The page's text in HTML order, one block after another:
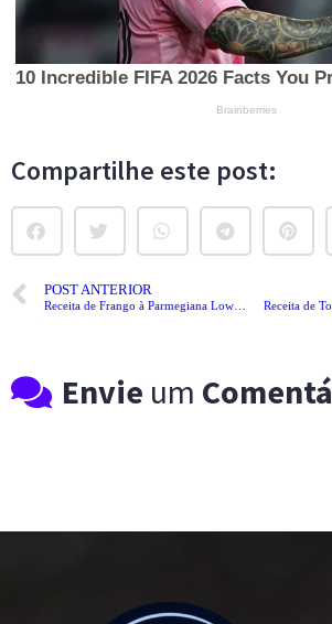
Compartilhe este post:
POST ANTERIOR
Receita de
Envie um